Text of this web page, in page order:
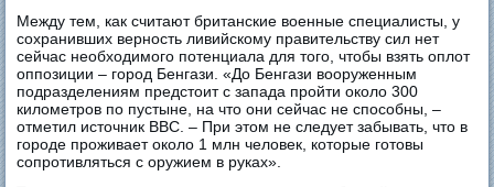
Между тем, как считают британские военные специалисты, у
сохранивших верность ливийскому правительству сил нет
сейчас необходимого потенциала для того, чтобы взять оплот
оппозиции – город Бенгази. «До Бенгази вооруженным
подразделениям предстоит с запада пройти около 300
километров по пустыне, на что они сейчас не способны, –
отметил источник ВВС. – При этом не следует забывать, что в
городе проживает около 1 млн человек, которые готовы
сопротивляться с оружием в руках».